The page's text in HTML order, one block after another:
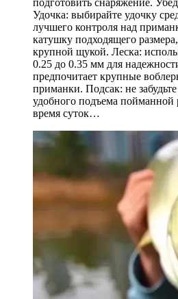
подготовить снаряжение.
Удочка: выбирайте удочку
лучшего контроля над
катушку подходящего
крупной щукой. Леска:
0.25 до 0.35 мм для
предпочитает крупные
приманки. Подсак: не забудьте
удобного подъема
время суток…